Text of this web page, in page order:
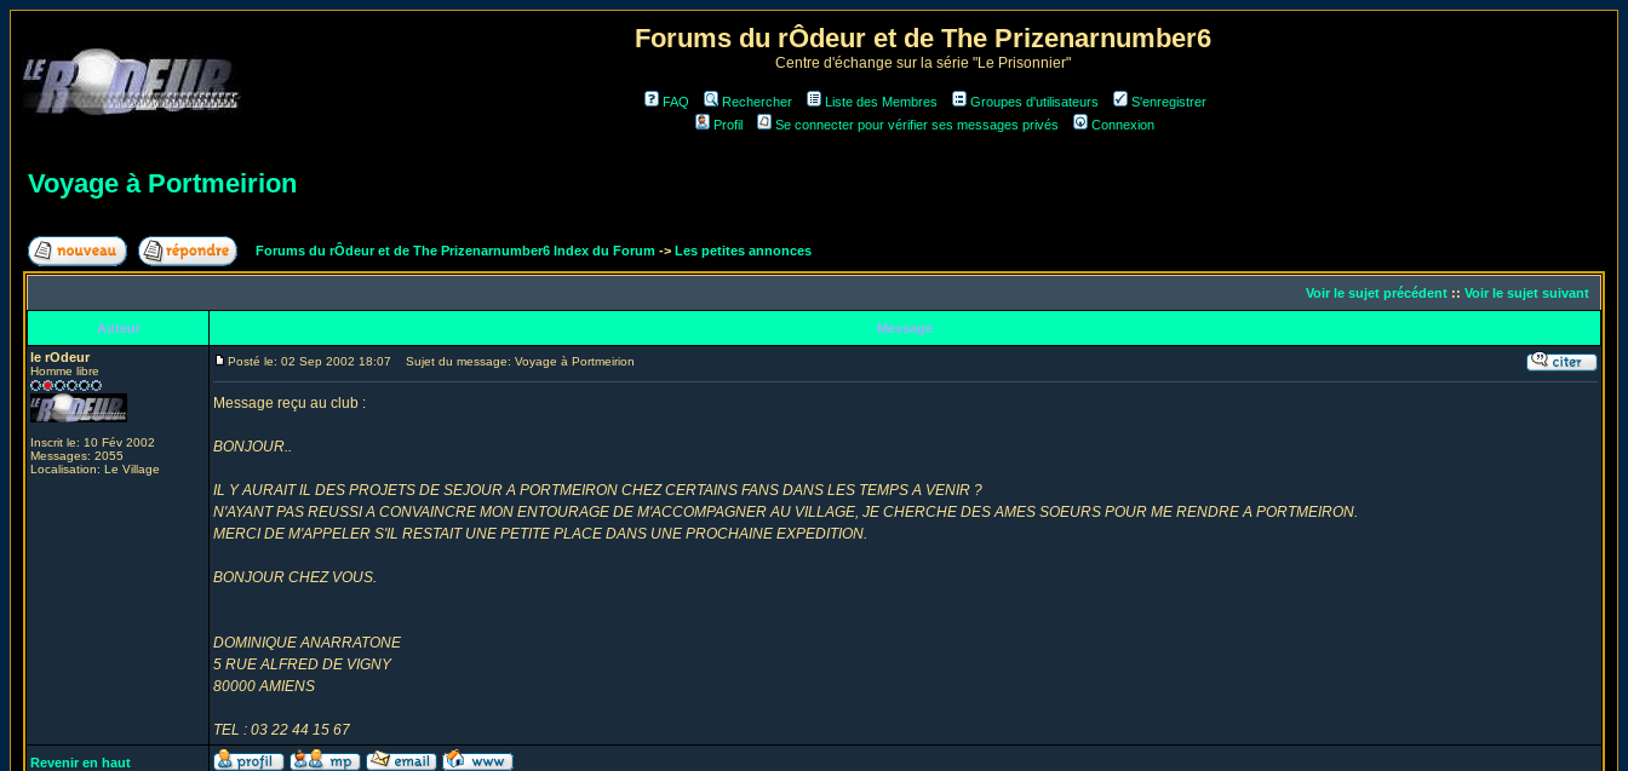
Forums du rÔdeur et de The Prizenarnumber6
Centre d'échange sur la série "Le Prisonnier"
FAQ Rechercher Liste des Membres Groupes d'utilisateurs
S'enregistrer
Profil
Se connecter pour vérifier ses messages privés Connexion
Voyage à Portmeirion
Forums du rÔdeur et de The Prizenarnumber6 Index du Forum -> Les petites annonces
Voir le sujet précédent :: Voir le sujet suivant
Auteur
Message
le rOdeur
Homme libre
Inscrit le: 10 Fév 2002
Messages: 2055
Localisation: Le Village
Posté le: 02 Sep 2002 18:07 Sujet du message: Voyage à Portmeirion
Message reçu au club :
BONJOUR..
IL Y AURAIT IL DES PROJETS DE SEJOUR A PORTMEIRON CHEZ CERTAINS FANS DANS LES TEMPS A VENIR ?
N'AYANT PAS REUSSI A CONVAINCRE MON ENTOURAGE DE M'ACCOMPAGNER AU VILLAGE, JE CHERCHE DES AMES SOEURS POUR ME RENDRE A PORTMEIRON.
MERCI DE M'APPELER S'IL RESTAIT UNE PETITE PLACE DANS UNE PROCHAINE EXPEDITION.
BONJOUR CHEZ VOUS.
DOMINIQUE ANARRATONE
5 RUE ALFRED DE VIGNY
80000 AMIENS
TEL : 03 22 44 15 67
Revenir en haut